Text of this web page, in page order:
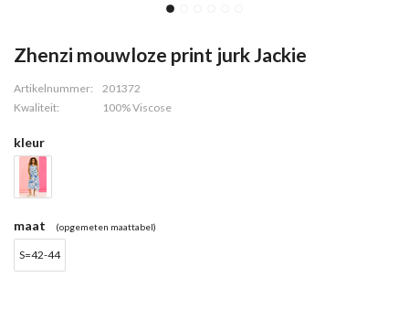
Zhenzi mouwloze print jurk Jackie
Artikelnummer:
201372
Kwaliteit:
100% Viscose
kleur
maat (opgemeten maattabel)
S=42-44